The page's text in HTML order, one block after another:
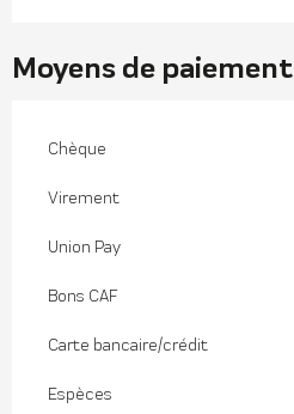
Moyens de paiement
Chèque
Virement
Union Pay
Bons CAF
Carte bancaire/crédit
Espèces